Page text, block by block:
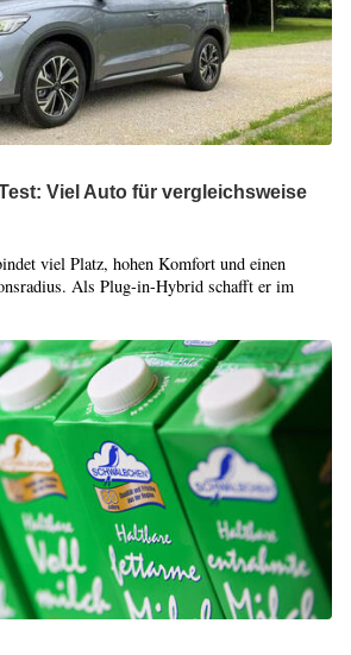
Viel Auto für vergleichsweise
viel Platz, hohen Komfort und einen
Als Plug-in-Hybrid schafft er im